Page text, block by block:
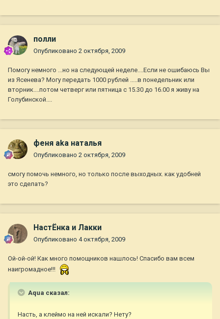
полли
Опубликовано 2 октября, 2009
Помогу немного ...но на следующей неделе....Если не ошибаюсь Вы
из Ясенева? Могу передать 1000 рублей .....в понедельник или
вторник....потом четверг или пятница с 15.30 до 16.00 я живу на
Голубинской....
феня aka наталья
Опубликовано 2 октября, 2009
смогу помочь немного, но только после выходных. как удобней
это сделать?
НастЁнка и Лакки
Опубликовано 4 октября, 2009
Ой-ой-ой! Как много помощников нашлось! Спасибо вам всем
наигромадное!!!
Aqua сказал:
Насть, а клеймо на ней искали? Нету?